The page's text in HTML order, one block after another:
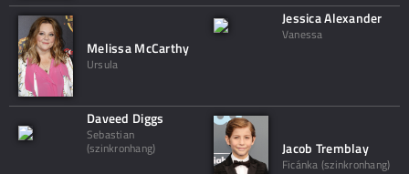
Melissa McCarthy
Ursula
Jessica Alexander
Vanessa
Daveed Diggs
Sebastian
(szinkronhang) Jacob Tremblay
Ficánka (szinkronhang)